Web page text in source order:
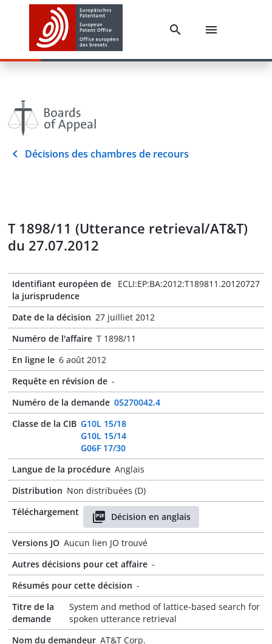
Décisions des chambres de recours
T 1898/11 (Utterance retrieval/AT&T)
du 27.07.2012
Identifiant européen de
la jurisprudence
ECLI:EP:BA:2012:T189811.20120727
Date de la décision 27 juilliet 2012
Numéro de l'affaire T 1898/11
En ligne le 6 août 2012
Requête en révision de -
Numéro de la demande 05270042.4
Classe de la CIB G10L 15/18
G10L 15/14
G06F 17/30
Langue de la procédure Anglais
Distribution Non distribuées (D)
Téléchargement
Décision en anglais
Versions JO Aucun lien JO trouvé
Autres décisions pour cet affaire -
Résumés pour cette décision -
Titre de la
demande
System and method of lattice-based search for
spoken utterance retrieval
Nom du demandeur AT&T Corp.